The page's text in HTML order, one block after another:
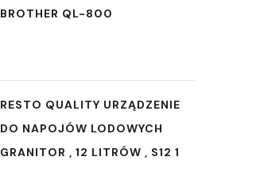
BROTHER QL-800
RESTO QUALITY URZĄDZENIE
DO NAPOJÓW LODOWYCH
GRANITOR , 12 LITRÓW , S12 1